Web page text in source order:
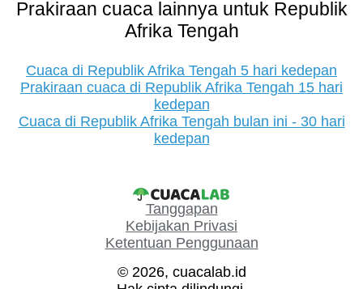
Prakiraan cuaca lainnya untuk Republik
Afrika Tengah
Cuaca di Republik Afrika Tengah 5 hari kedepan
Prakiraan cuaca di Republik Afrika Tengah 15 hari
kedepan
Cuaca di Republik Afrika Tengah bulan ini - 30 hari
kedepan
Tanggapan
Kebijakan Privasi
Ketentuan Penggunaan
© 2026, cuacalab.id